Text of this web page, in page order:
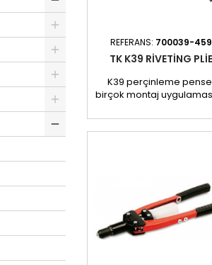
REFERANS: 700039-
TK K39 RIVETING
K39 perçinleme
birçok montaj
bir şekilde takılması
tasarlanmıştır. Sağlam
ve güvenilir bir şekilde
takılmasını sağlar.
farklı perçin
çalışmaya olanak tanır
karoseri, bakım veya